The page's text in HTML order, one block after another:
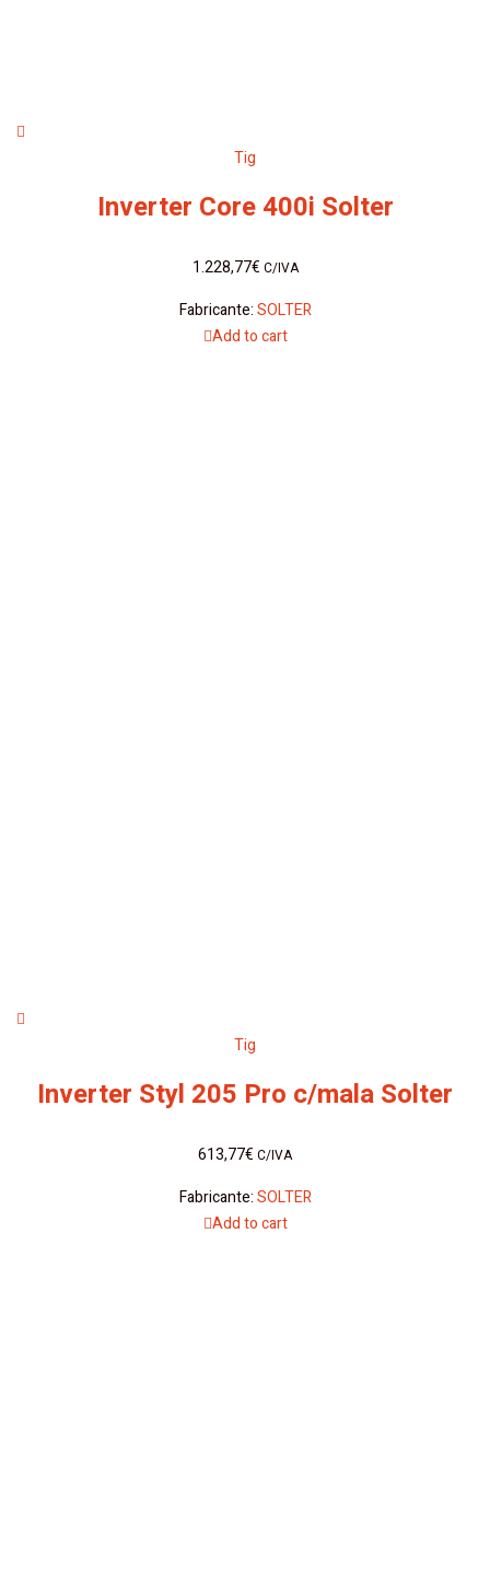
Tig
Inverter Core 400i Solter
1.228,77€ C/IVA
Fabricante:SOLTER
Add to cart
Tig
Inverter Styl 205 Pro c/mala Solter
613,77€ C/IVA
Fabricante:SOLTER
Add to cart